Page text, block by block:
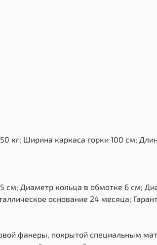
кг; Ширина каркаса горки 100 см;
Диаметр кольца в обмотке 6 см;
основание 24 месяца;
фанеры, покрытой специальным